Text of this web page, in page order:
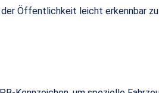
Öffentlichkeit leicht erkennbar